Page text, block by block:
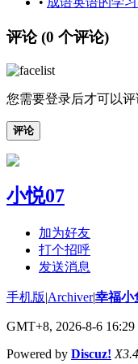
评论 (0 个评论)
您需要登录后才可以评
评论
小悦07
加为好友
打个招呼
发送消息
手机版|Archiver|幸福小
GMT+8, 2026-8-6 16:29
Powered by Discuz! X3.4